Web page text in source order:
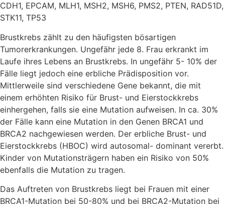
CDH1, EPCAM, MLH1, MSH2, MSH6, PMS2, PTEN, RAD51D,
STK11, TP53
Brustkrebs zählt zu den häufigsten bösartigen
Tumorerkrankungen. Ungefähr jede 8. Frau erkrankt im
Laufe ihres Lebens an Brustkrebs. In ungefähr 5- 10% der
Fälle liegt jedoch eine erbliche Prädisposition vor.
Mittlerweile sind verschiedene Gene bekannt, die mit
einem erhöhten Risiko für Brust- und Eierstockkrebs
einhergehen, falls sie eine Mutation aufweisen. In ca. 30%
der Fälle kann eine Mutation in den Genen BRCA1 und
BRCA2 nachgewiesen werden. Der erbliche Brust- und
Eierstockkrebs (HBOC) wird autosomal- dominant vererbt.
Kinder von Mutationsträgern haben ein Risiko von 50%
ebenfalls die Mutation zu tragen.
Das Auftreten von Brustkrebs liegt bei Frauen mit einer
BRCA1-Mutation bei 50-80% und bei BRCA2-Mutation bei